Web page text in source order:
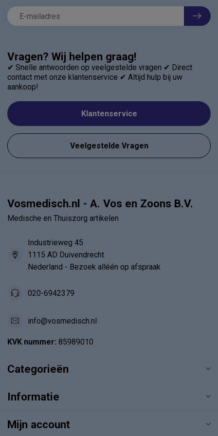
Vragen? Wij helpen graag!
✔ Snelle antwoorden op veelgestelde vragen ✔ Direct
contact met onze klantenservice ✔ Altijd hulp bij uw
aankoop!
Klantenservice
Veelgestelde Vragen
Vosmedisch.nl - A. Vos en Zoons B.V.
Medische en Thuiszorg artikelen
Industrieweg 45
1115 AD Duivendrecht
Nederland - Bezoek alléén op afspraak
020-6942379
info@vosmedisch.nl
KVK nummer: 85989010
Categorieën
Informatie
Mijn account